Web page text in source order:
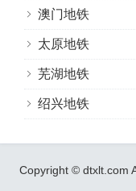
澳门地铁
太原地铁
芜湖地铁
绍兴地铁
Copyright © dtxlt.com